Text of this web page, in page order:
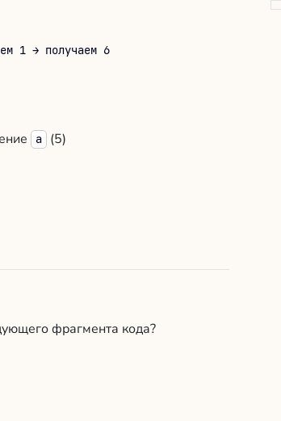
1 → получаем 6
a (5)
фрагмента кода?